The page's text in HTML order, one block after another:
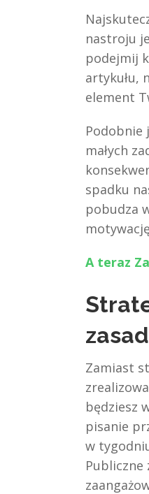
nastroju
podejmij
artykułu,
element
Podobnie
małych
spadku
pobudza
A teraz
zasad
Zamiast
będziesz
pisanie
w